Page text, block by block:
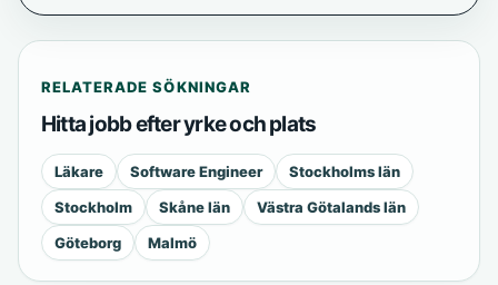
RELATERADE SÖKNINGAR
Hitta jobb efter yrke och plats
Läkare Software Engineer
Stockholms län
Stockholm
Skåne län
Västra Götalands län
Göteborg
Malmö